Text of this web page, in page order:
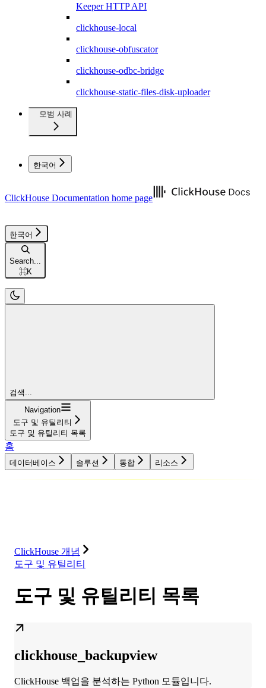
Keeper HTTP API
clickhouse-local
clickhouse-obfuscator
clickhouse-odbc-bridge
clickhouse-static-files-disk-uploader
모범 사례
한국어
ClickHouse Documentation home page
한국어
Search...
⌘K
검색...
Navigation
도구 및 유틸리티
도구 및 유틸리티 목록
홈
데이터베이스 솔루션 통합 리소스
ClickHouse 개념
도구 및 유틸리티
도구 및 유틸리티 목록
clickhouse_backupview
ClickHouse 백업을 분석하는 Python 모듈입니다.